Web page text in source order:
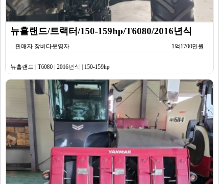
뉴홀랜드/트랙터/150-159hp/T6080/2016년식
판매자 장비다운영자 1억1700만원
뉴홀랜드 | T6080 | 2016년식 | 150-159hp